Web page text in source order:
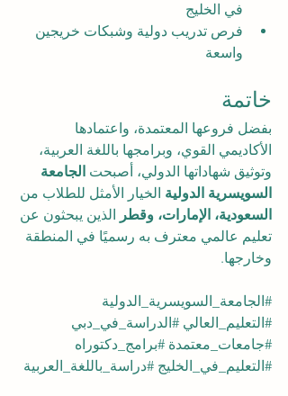
في الخليج
فرص تدريب دولية وشبكات خريجين
واسعة
خاتمة
بفضل فروعها المعتمدة، واعتمادها
الأكاديمي القوي، وبرامجها باللغة العربية،
وتوثيق شهاداتها الدولي، أصبحت الجامعة
السويسرية الدولية الخيار الأمثل للطلاب من
السعودية، الإمارات، وقطر الذين يبحثون عن
تعليم عالمي معترف به رسميًا في المنطقة
وخارجها.
#الجامعة_السويسرية_الدولية
#التعليم_العالي #الدراسة_في_دبي
#جامعات_معتمدة #برامج_دكتوراه
#التعليم_في_الخليج #دراسة_باللغة_العربية